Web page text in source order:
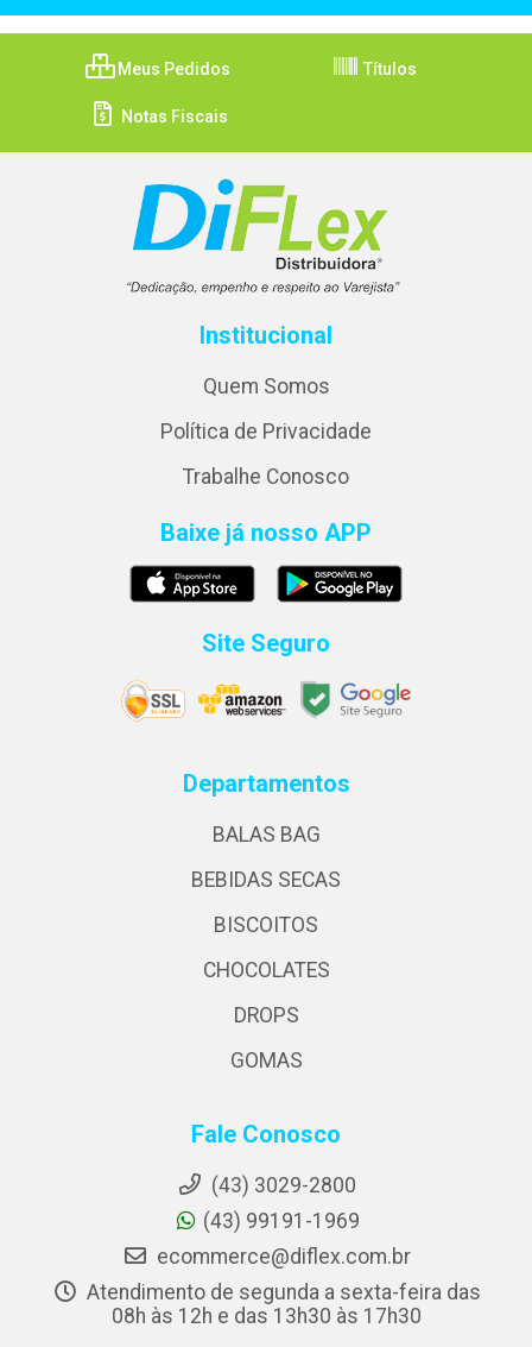
Meus Pedidos Títulos
Notas Fiscais
Institucional
Quem Somos
Política de Privacidade
Trabalhe Conosco
Baixe já nosso APP
Site Seguro
Departamentos
BALAS BAG
BEBIDAS SECAS
BISCOITOS
CHOCOLATES
DROPS
GOMAS
Fale Conosco
(43) 3029-2800
(43) 99191-1969
ecommerce@diflex.com.br
Atendimento de segunda a sexta-feira das
08h às 12h e das 13h30 às 17h30